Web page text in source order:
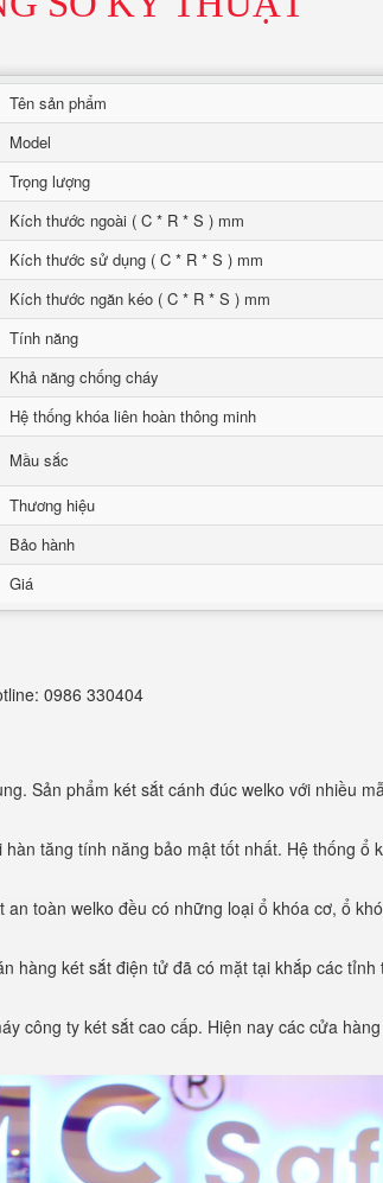
Tên sản phẩm
Model
Trọng lượng
Kích thước ngoài ( C * R * S ) mm
Kích thước sử dụng ( C * R * S ) mm
Kích thước ngăn kéo ( C * R * S ) mm
Tính năng
Khả năng chống cháy
Hệ thống khóa liên hoàn thông minh
Mầu sắc
Thương hiệu
Bảo hành
Giá
0986 330404
Sản phẩm két sắt cánh đúc welko với nhiều
tăng tính năng bảo mật tốt nhất. Hệ thống ổ
toàn welko đều có những loại ổ khóa cơ, ổ
két sắt điện tử đã có mặt tại khắp các
công ty két sắt cao cấp. Hiện nay các cửa